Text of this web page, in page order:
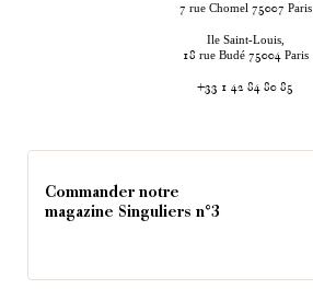
7 rue Chomel 75007 Paris
Ile Saint-Louis,
18 rue Budé 75004 Paris
+33 1 42 84 80 85
Commander notre
magazine Singuliers n°3